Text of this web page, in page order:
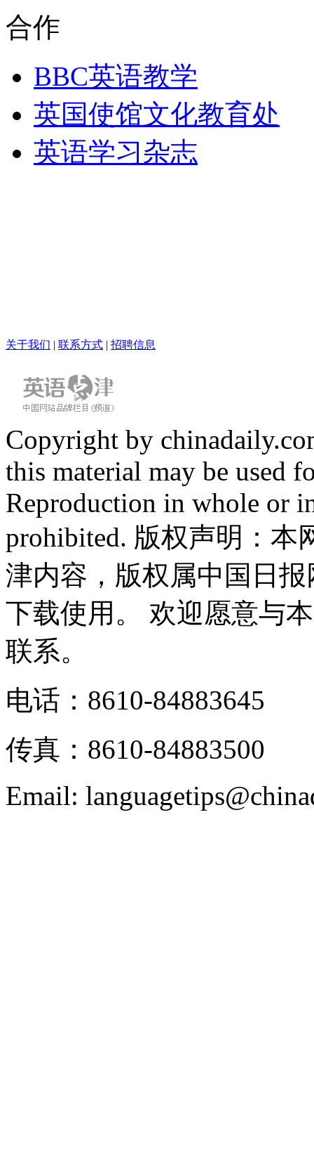
合作
BBC英语教学
英国使馆文化教育处
英语学习杂志
关于我们 | 联系方式 | 招聘信息
Copyright by
this material may be used
Reproduction in whole or
prohibited. 版权声明：
津内容，版权属中国日
下载使用。 欢迎愿意与
联系。
电话：8610-84883645
传真：8610-84883500
Email: